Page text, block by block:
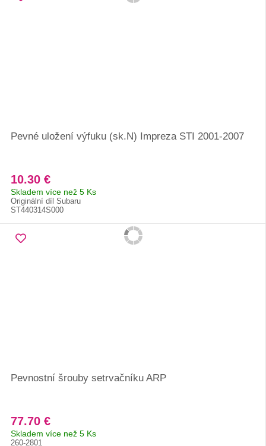
Pevné uložení výfuku (sk.N) Impreza STI 2001-2007
10.30 €
Skladem více než 5 Ks
Originální díl Subaru
ST440314S000
Pevnostní šrouby setrvačníku ARP
77.70 €
Skladem více než 5 Ks
260-2801